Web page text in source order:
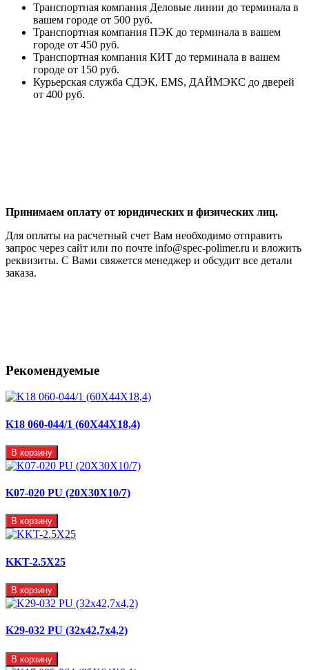
Транспортная компания Деловые линии до терминала в
вашем городе от 500 руб.
Транспортная компания ПЭК до терминала в вашем
городе от 450 руб.
Транспортная компания КИТ до терминала в вашем
городе от 150 руб.
Курьерская служба СДЭК, EMS, ДАЙМЭКС до дверей
от 400 руб.
Принимаем оплату от юридических и физических лиц.
Для оплаты на расчетный счет Вам необходимо отправить
запрос через сайт или по почте info@spec-polimer.ru и вложить
реквизиты. С Вами свяжется менеджер и обсудит все детали
заказа.
Рекомендуемые
K18 060-044/1 (60X44X18,4)
В корзину
K07-020 PU (20X30X10/7)
В корзину
KKT-2.5X25
В корзину
K29-032 PU (32x42,7x4,2)
В корзину